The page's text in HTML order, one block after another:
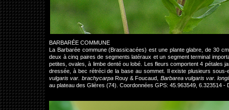
BARBARÉE COMMUNE
La Barbarée commune (Brassicacées) est une plante glabre, de 30
deux à cinq paires de segments latéraux et un segment terminal
petites, ovales, à limbe denté ou lobé. Les fleurs comportent 4 pétales
dressée, à bec rétréci de la base au sommet. Il existe plusieurs
vulgaris var. brachycarpaRouy & Foucaud, Barbarea vulgaris var.
au plateau des Glières (74). Coordonnées GPS: 45.963549, 6.323514 -